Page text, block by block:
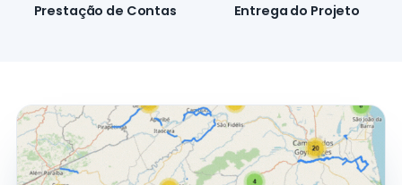
Prestação de Contas Entrega do Projeto